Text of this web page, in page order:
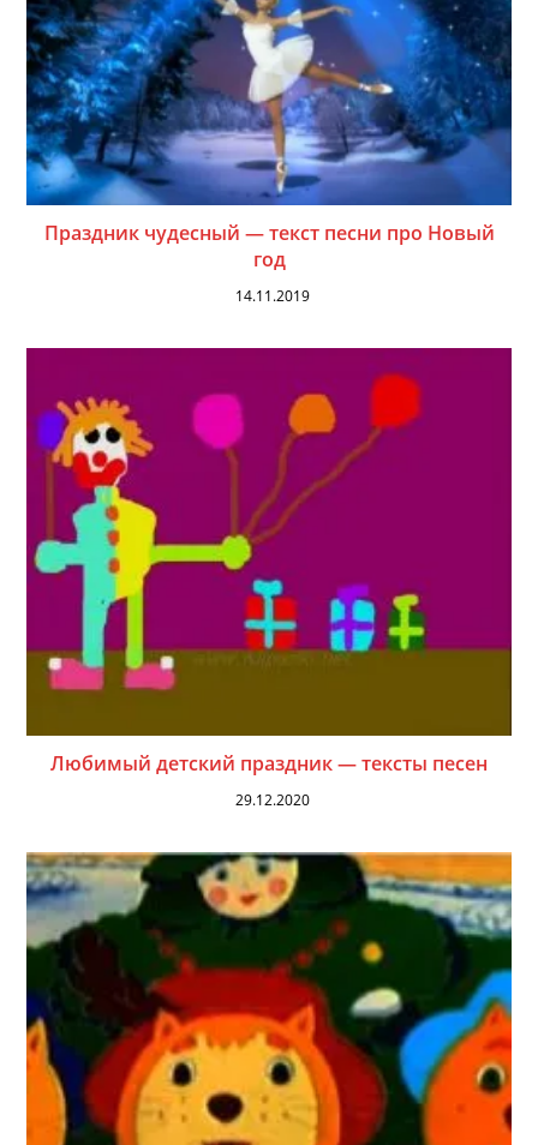
Праздник чудесный — текст песни про Новый
год
14.11.2019
Любимый детский праздник — тексты песен
29.12.2020